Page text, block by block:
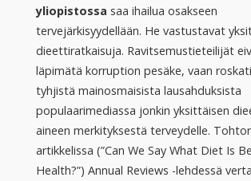
yliopistossa saa ihailua osakseen
tervejärkisyydellään. He vastustavat
dieettiratkaisuja. Ravitsemustieteilijät
läpimätä korruption pesäke, vaan
tyhjistä mainosmaisista lausahduksista
populaarimediassa jonkin yksittäisen
aineen merkityksestä terveydelle.
artikkelissa (”Can We Say What Diet Is
Health?”) Annual Reviews -lehdessä